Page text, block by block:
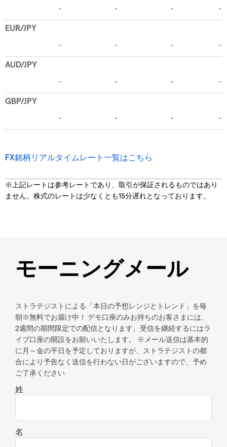
FX銘柄リアルタイムレート一覧はこちら
※上記レートは参考レートであり、取引が保証されるものではあり
ません。株式のレートは少なくとも15分遅れとなっております。
モーニングメール
ストラテジストによる「本日の予想レンジとトレンド」を毎
朝※無料でお届け中！ デモ口座のみお持ちのお客さまには、
2週間の期間限定での配信となります。受信を継続するにはラ
イブ口座の開設をお願いいたします。 ※メール送信は基本的
に月～金の平日を予定しておりますが、ストラテジストの都
合により予告なく送信を行わない日がございますので、予め
ご了承ください
姓
名